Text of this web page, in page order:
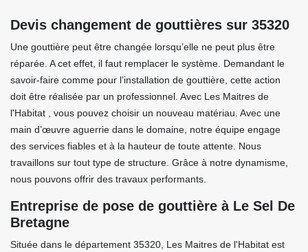
Devis changement de gouttières sur 35320
Une gouttière peut être changée lorsqu’elle ne peut plus être
réparée. A cet effet, il faut remplacer le système. Demandant le
savoir-faire comme pour l’installation de gouttière, cette action
doit être réalisée par un professionnel. Avec Les Maitres de
l'Habitat , vous pouvez choisir un nouveau matériau. Avec une
main d’œuvre aguerrie dans le domaine, notre équipe engage
des services fiables et à la hauteur de toute attente. Nous
travaillons sur tout type de structure. Grâce à notre dynamisme,
nous pouvons offrir des travaux performants.
Entreprise de pose de gouttière à Le Sel De
Bretagne
Située dans le département 35320, Les Maitres de l'Habitat est